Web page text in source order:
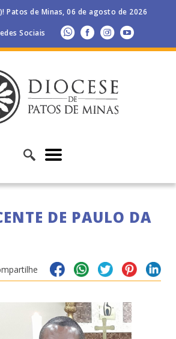
Patos de Minas, 06 de agosto de 2026
Sociais
DE PAULO DA